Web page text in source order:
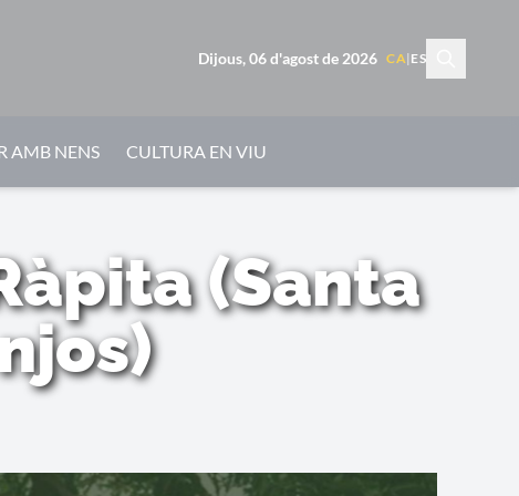
Dijous, 06 d'agost de 2026 CA| ES
AMB NENS CULTURA EN VIU
(Santa